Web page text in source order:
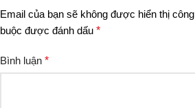
Email của bạn sẽ không được hiển thị
buộc được đánh dấu *
Bình luận *